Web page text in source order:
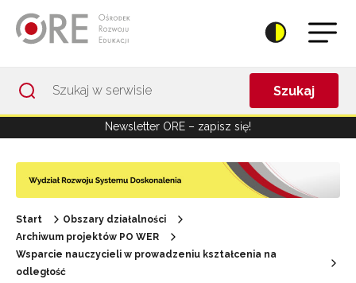
Szukaj
Newsletter ORE – zapisz się!
Start
Obszary działalności
Archiwum projektów PO WER
Wsparcie nauczycieli w prowadzeniu kształcenia na
odległość